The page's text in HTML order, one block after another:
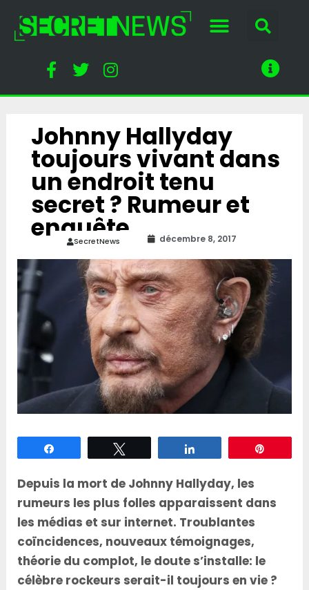
Johnny Hallyday
toujours vivant dans
un endroit tenu
secret ? Rumeur et
enquête
SecretNews décembre 8, 2017
Depuis la mort de Johnny Hallyday, les
rumeurs les plus folles apparaissent dans
les médias et sur internet. Troublantes
coïncidences, nouveaux témoignages,
théorie du complot, le doute s’installe: le
célèbre rockeurs serait-il toujours en vie ?